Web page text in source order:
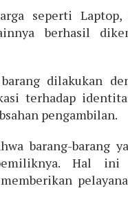
seperti
berhasil
dilakukan
terhadap
pengambilan.
barang-barang
Hal ini